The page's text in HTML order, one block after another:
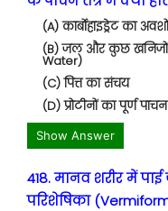
(A) कार्बोहाइड्रेट का
(B) जल और कुछ
Water)
(C) पित्त का संचय
(D) प्रोटीनों का पूर्ण पाचन
Show Answer
418. मानव शरीर में
परिशेषिका